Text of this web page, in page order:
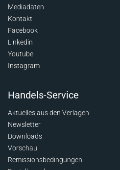
Mediadaten
Kontakt
Facebook
Linkedin
Youtube
Instagram
Handels-Service
Aktuelles aus den Verlagen
Newsletter
Downloads
Vorschau
Remissionsbedingungen